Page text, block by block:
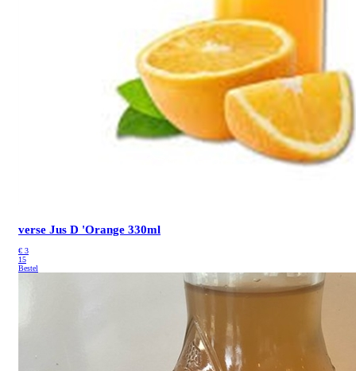
verse Jus D 'Orange 330ml
€ 3
15
Bestel